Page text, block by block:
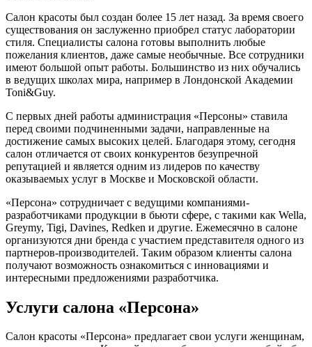
Салон красоты был создан более 15 лет назад. За время своего
существования он заслуженно приобрел статус лаборатории
стиля. Специалисты салона готовы выполнить любые
пожелания клиентов, даже самые необычные. Все сотрудники
имеют большой опыт работы. Большинство из них обучались
в ведущих школах мира, например в Лондонской Академии
Toni&Guy.
С первых дней работы администрация «Персоны» ставила
перед своими подчиненными задачи, направленные на
достижение самых высоких целей. Благодаря этому, сегодня
салон отличается от своих конкурентов безупречной
репутацией и является одним из лидеров по качеству
оказываемых услуг в Москве и Московской области.
«Персона» сотрудничает с ведущими компаниями-
разработчиками продукции в бьюти сфере, с такими как Wella,
Greymy, Tigi, Davines, Redken и другие. Ежемесячно в салоне
организуются дни бренда с участием представителя одного из
партнеров-производителей. Таким образом клиенты салона
получают возможность ознакомиться с инновациями и
интересными предложениями разработчика.
Услуги салона «Персона»
Салон красоты «Персона» предлагает свои услуги женщинам,